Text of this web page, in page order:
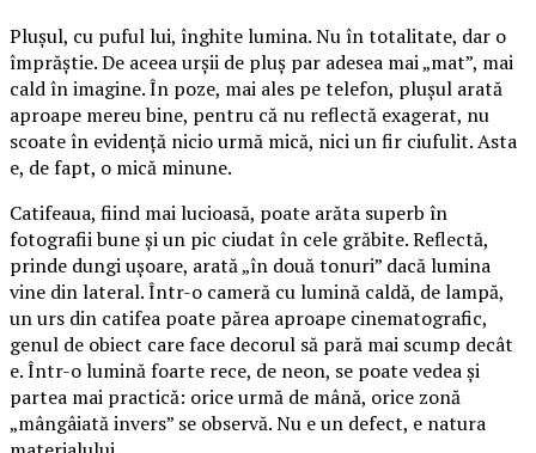
Plușul, cu puful lui, înghite lumina. Nu în totalitate, dar o
împrăștie. De aceea urșii de pluș par adesea mai „mat”, mai
cald în imagine. În poze, mai ales pe telefon, plușul arată
aproape mereu bine, pentru că nu reflectă exagerat, nu
scoate în evidență nicio urmă mică, nici un fir ciufulit. Asta
e, de fapt, o mică minune.
Catifeaua, fiind mai lucioasă, poate arăta superb în
fotografii bune și un pic ciudat în cele grăbite. Reflectă,
prinde dungi ușoare, arată „în două tonuri” dacă lumina
vine din lateral. Într-o cameră cu lumină caldă, de lampă,
un urs din catifea poate părea aproape cinematografic,
genul de obiect care face decorul să pară mai scump decât
e. Într-o lumină foarte rece, de neon, se poate vedea și
partea mai practică: orice urmă de mână, orice zonă
„mângâiată invers” se observă. Nu e un defect, e natura